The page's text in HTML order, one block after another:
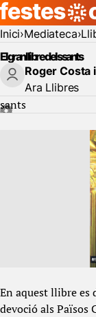
Inici Mediateca
El gran llibre dels sants
Roger Costa
Ara Llibres
sants
En aquest llibre es
devoció als Països